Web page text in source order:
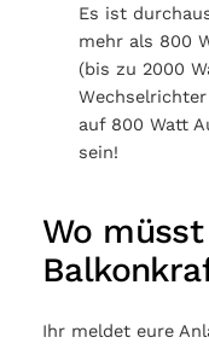
Es ist
mehr als 800
(bis zu 2000
auf 800 Watt
sein!
Wo
Ihr meldet eure